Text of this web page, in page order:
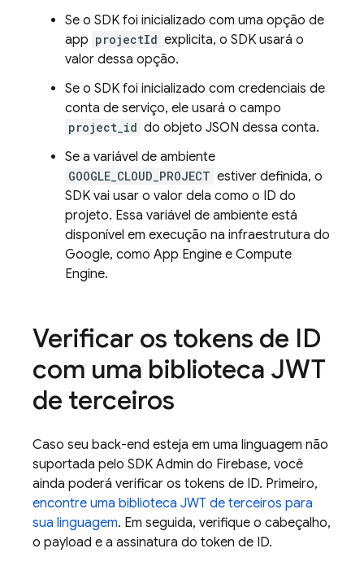
Se o SDK foi inicializado com uma opção de
app projectId explicita, o SDK usará o
valor dessa opção.
Se o SDK foi inicializado com credenciais de
conta de serviço, ele usará o campo
project_id do objeto JSON dessa conta.
Se a variável de ambiente
GOOGLE_CLOUD_PROJECT estiver definida, o
SDK vai usar o valor dela como o ID do
projeto. Essa variável de ambiente está
disponível em execução na infraestrutura do
Google, como App Engine e Compute
Engine.
Verificar os tokens de ID
com uma biblioteca JWT
de terceiros
Caso seu back-end esteja em uma linguagem não
suportada pelo SDK Admin do Firebase, você
ainda poderá verificar os tokens de ID. Primeiro,
encontre uma biblioteca JWT de terceiros para
sua linguagem. Em seguida, verifique o cabeçalho,
o payload e a assinatura do token de ID.